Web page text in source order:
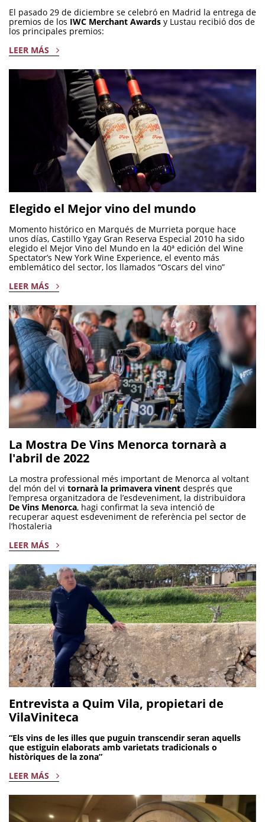
El pasado 29 de diciembre se celebró en Madrid la entrega de
premios de los IWC Merchant Awards y Lustau recibió dos de
los principales premios:
LEER MÁS
Elegido el Mejor vino del mundo
Momento histórico en Marqués de Murrieta porque hace
unos días, Castillo Ygay Gran Reserva Especial 2010 ha sido
elegido el Mejor Vino del Mundo en la 40ª edición del Wine
Spectator’s New York Wine Experience, el evento más
emblemático del sector, los llamados “Oscars del vino”
LEER MÁS
La Mostra De Vins Menorca tornarà a
l'abril de 2022
La mostra professional més important de Menorca al voltant
del món del vi tornarà la primavera vinent després que
l’empresa organitzadora de l’esdeveniment, la distribuïdora
De Vins Menorca, hagi confirmat la seva intenció de
recuperar aquest esdeveniment de referència pel sector de
l’hostaleria
LEER MÁS
Entrevista a Quim Vila, propietari de
VilaViniteca
“Els vins de les illes que puguin transcendir seran aquells
que estiguin elaborats amb varietats tradicionals o
històriques de la zona”
LEER MÁS